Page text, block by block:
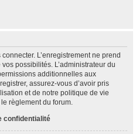
L’enregistrement ne prend
possibilités. L’administrateur du
additionnelles aux
assurez-vous d’avoir pris
et de notre politique de vie
règlement du forum.
confidentialité